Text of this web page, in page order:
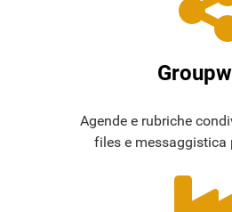
Agende e rubriche
files e messaggistica